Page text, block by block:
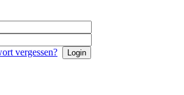
vergessen?